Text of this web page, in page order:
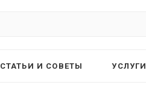
СТАТЬИ И СОВЕТЫ УСЛУГИ